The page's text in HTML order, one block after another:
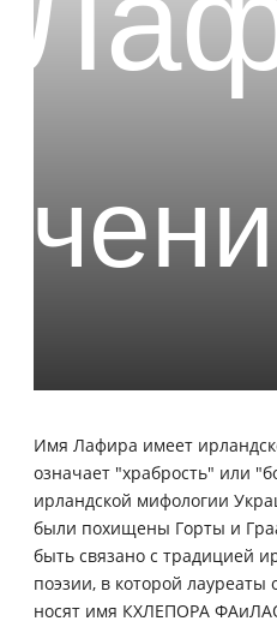
Имя Лафира имеет
означает "храбрость" или
ирландской мифологии
были похищены Горты и
быть связано с традицией
поэзии, в которой
носят имя КХЛЕПОРА